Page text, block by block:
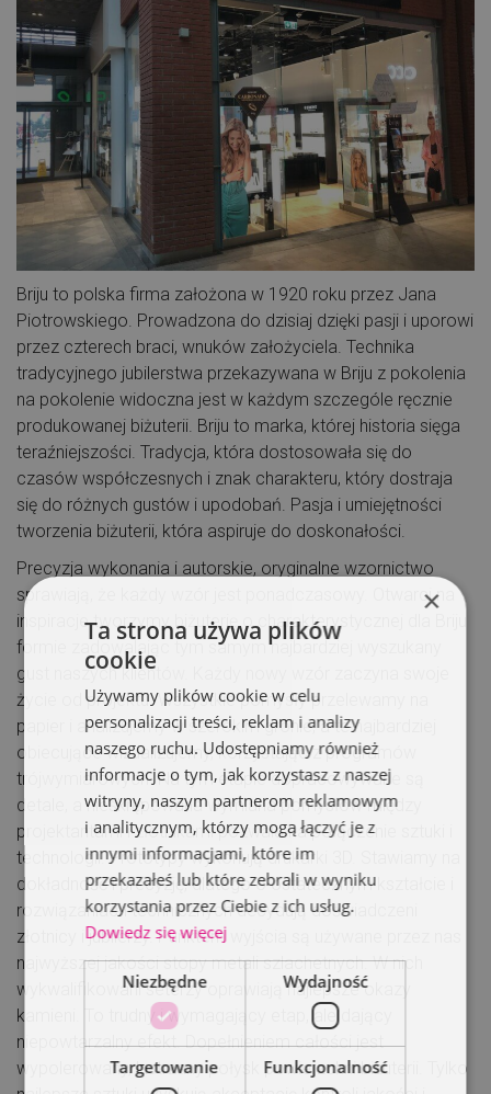
Briju to polska firma założona w 1920 roku przez Jana
Piotrowskiego. Prowadzona do dzisiaj dzięki pasji i uporowi
przez czterech braci, wnuków założyciela. Technika
tradycyjnego jubilerstwa przekazywana w Briju z pokolenia
na pokolenie widoczna jest w każdym szczególe ręcznie
produkowanej biżuterii. Briju to marka, której historia sięga
teraźniejszości. Tradycja, która dostosowała się do
czasów współczesnych i znak charakteru, który dostraja
się do różnych gustów i upodobań. Pasja i umiejętności
tworzenia biżuterii, która aspiruje do doskonałości.
Precyzja wykonania i autorskie, oryginalne wzornictwo
sprawiają, że każdy wzór jest ponadczasowy. Otwarci na
inspiracje tworzymy biżuterię o charakterystycznej dla Briju
formie zadowalając tym samym najbardziej wyszukany
gust naszych klientów. Każdy nowy wzór zaczyna swoje
życie od projektu. Wszystkie pomysły przelewamy na
papier i analizujemy w szerokim gronie, a te najbardziej
obiecujące wizualizujemy, korzystając z programów
trójwymiarowych. Na tym etapie dopracowywane są
detale, a nieskrępowana wymiana pomysłów między
projektantami i złotnikami pozwala na połączenie sztuki i
technologii. Prototypy wykonują drukarki 3D. Stawiamy na
dokładność i precyzję, dlatego o ostatecznym kształcie i
rozwiązaniach technicznych decydują doświadczeni
złotnicy i jubilerzy. Punktem wyjścia są używane przez nas
najwyższej jakości stopy metali szlachetnych. W nich
wykwalifikowani seterzy oprawiają najlepsze okazy
kamieni. To trudny i wymagający etap, ale dający
niepowtarzalny efekt. Dopełnieniem całości jest
wypolerowany, lustrzany połysk powierzchni biżuterii. Tylko
×
Ta strona używa plików
cookie
Używamy plików cookie w celu
personalizacji treści, reklam i analizy
naszego ruchu. Udostępniamy również
informacje o tym, jak korzystasz z naszej
witryny, naszym partnerom reklamowym
i analitycznym, którzy mogą łączyć je z
innymi informacjami, które im
przekazałeś lub które zebrali w wyniku
korzystania przez Ciebie z ich usług.
Dowiedz się więcej
Niezbędne Wydajność
Targetowanie Funkcjonalność